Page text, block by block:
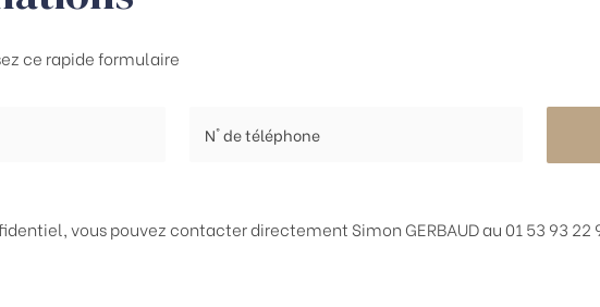
ce rapide formulaire
vous pouvez contacter directement Simon GERBAUD au 01 53 93 22